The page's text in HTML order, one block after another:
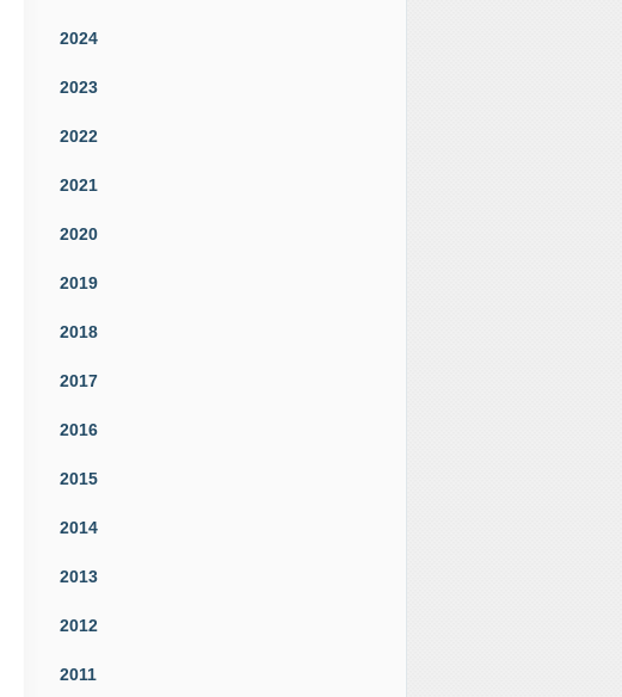
2024
2023
2022
2021
2020
2019
2018
2017
2016
2015
2014
2013
2012
2011